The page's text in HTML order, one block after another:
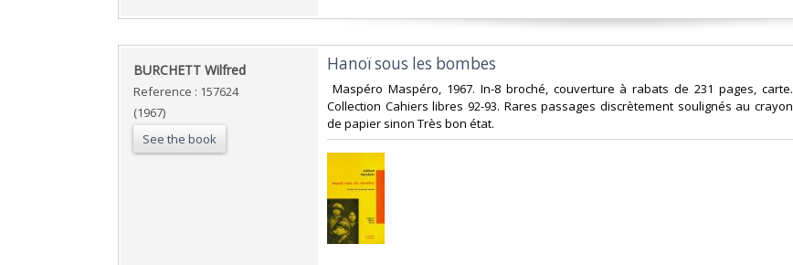
‎BURCHETT Wilfred‎
Reference : 157624
(1967)
See the book
‎Hanoï sous les bombes‎
‎ Maspéro Maspéro, 1967. In-8 broché, couverture à rabats de 231 pages, carte.
Collection Cahiers libres 92-93. Rares passages discrètement soulignés au crayon
de papier sinon Très bon état. ‎